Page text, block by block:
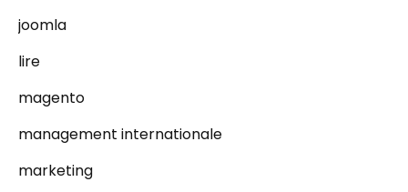
joomla
lire
magento
management internationale
marketing